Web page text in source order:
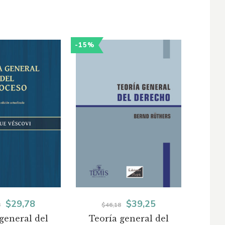
del
El
precio
$29,78El
precio
-15%
Teoría general del
$46,18
El
precio
$39,25El
precio